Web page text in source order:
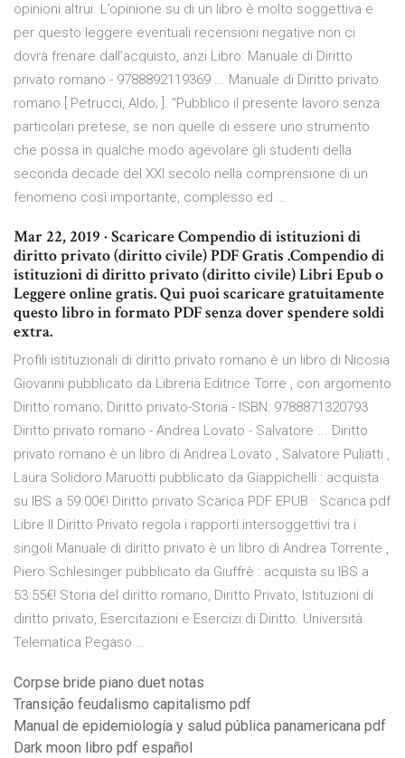
opinioni altrui. L’opinione su di un libro è molto soggettiva e
per questo leggere eventuali recensioni negative non ci
dovrà frenare dall’acquisto, anzi Libro: Manuale di Diritto
privato romano - 9788892119369 ... Manuale di Diritto privato
romano.[ Petrucci, Aldo; ]. "Pubblico il presente lavoro senza
particolari pretese, se non quelle di essere uno strumento
che possa in qualche modo agevolare gli studenti della
seconda decade del XXI secolo nella comprensione di un
fenomeno così importante, complesso ed …
Mar 22, 2019 · Scaricare Compendio di istituzioni di
diritto privato (diritto civile) PDF Gratis .Compendio di
istituzioni di diritto privato (diritto civile) Libri Epub o
Leggere online gratis. Qui puoi scaricare gratuitamente
questo libro in formato PDF senza dover spendere soldi
extra.
Profili istituzionali di diritto privato romano è un libro di Nicosia
Giovanni pubblicato da Libreria Editrice Torre , con argomento
Diritto romano; Diritto privato-Storia - ISBN: 9788871320793
Diritto privato romano - Andrea Lovato - Salvatore ... Diritto
privato romano è un libro di Andrea Lovato , Salvatore Puliatti ,
Laura Solidoro Maruotti pubblicato da Giappichelli : acquista
su IBS a 59.00€! Diritto privato Scarica PDF EPUB · Scarica pdf
Libre Il Diritto Privato regola i rapporti intersoggettivi tra i
singoli Manuale di diritto privato è un libro di Andrea Torrente ,
Piero Schlesinger pubblicato da Giuffrè : acquista su IBS a
53.55€! Storia del diritto romano, Diritto Privato, Istituzioni di
diritto privato, Esercitazioni e Esercizi di Diritto. Università
Telematica Pegaso …
Corpse bride piano duet notas
Transição feudalismo capitalismo pdf
Manual de epidemiología y salud pública panamericana pdf
Dark moon libro pdf español